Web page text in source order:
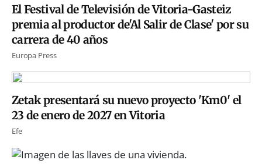
El Festival de Televisión de Vitoria-Gasteiz
premia al productor de'Al Salir de Clase' por su
carrera de 40 años
Europa Press
Zetak presentará su nuevo proyecto 'Km0' el
23 de enero de 2027 en Vitoria
Efe